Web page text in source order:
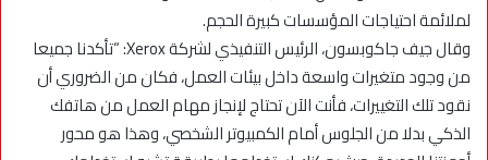
لملائمة احتياجات المؤسسات كبيرة الحجم.
وقال جيف جاكوبسون، الرئيس التنفيذي لشركة Xerox: “تأكدنا جميعا
من وجود متغيرات واسعة داخل بيئات العمل، فكان من الضروري أن
نقود تلك التغييرات، فأنت الآن تحتاج لإنجاز مهام العمل من هاتفك
الذكي بدلا من الجلوس أمام الكمبيوتر الشخصي، وهذا هو محور